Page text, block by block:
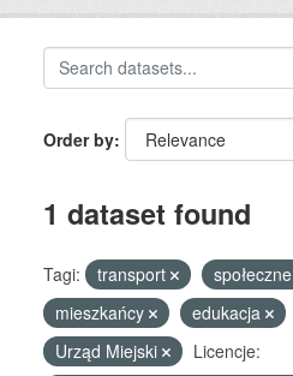
Order by
1 dataset found
Tagi: transport społeczne
mieszkańcy
edukacja
Urząd Miejski
Licencje: